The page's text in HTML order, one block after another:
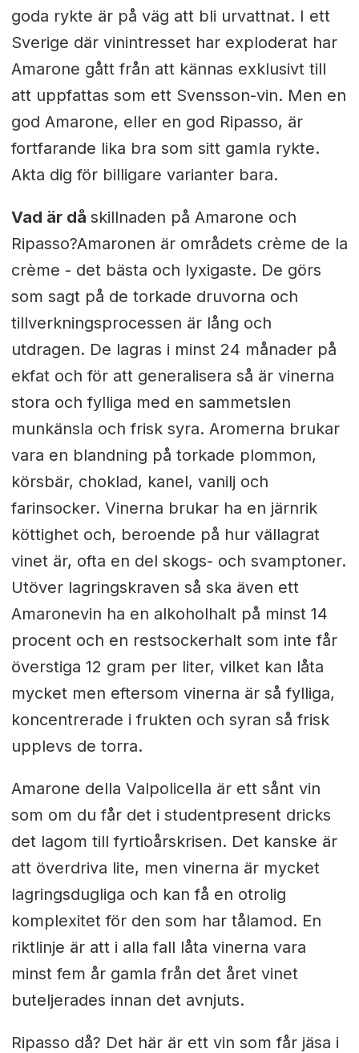
goda rykte är på väg att bli urvattnat. I ett
Sverige där vinintresset har exploderat har
Amarone gått från att kännas exklusivt till
att uppfattas som ett Svensson-vin. Men en
god Amarone, eller en god Ripasso, är
fortfarande lika bra som sitt gamla rykte.
Akta dig för billigare varianter bara.
Vad är då skillnaden på Amarone och
Ripasso?Amaronen är områdets crème de la
crème - det bästa och lyxigaste. De görs
som sagt på de torkade druvorna och
tillverkningsprocessen är lång och
utdragen. De lagras i minst 24 månader på
ekfat och för att generalisera så är vinerna
stora och fylliga med en sammetslen
munkänsla och frisk syra. Aromerna brukar
vara en blandning på torkade plommon,
körsbär, choklad, kanel, vanilj och
farinsocker. Vinerna brukar ha en järnrik
köttighet och, beroende på hur vällagrat
vinet är, ofta en del skogs- och svamptoner.
Utöver lagringskraven så ska även ett
Amaronevin ha en alkoholhalt på minst 14
procent och en restsockerhalt som inte får
överstiga 12 gram per liter, vilket kan låta
mycket men eftersom vinerna är så fylliga,
koncentrerade i frukten och syran så frisk
upplevs de torra.
Amarone della Valpolicella är ett sånt vin
som om du får det i studentpresent dricks
det lagom till fyrtioårskrisen. Det kanske är
att överdriva lite, men vinerna är mycket
lagringsdugliga och kan få en otrolig
komplexitet för den som har tålamod. En
riktlinje är att i alla fall låta vinerna vara
minst fem år gamla från det året vinet
buteljerades innan det avnjuts.
Ripasso då? Det här är ett vin som får jäsa i